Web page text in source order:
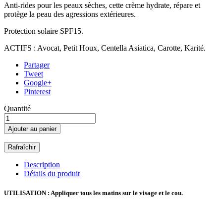
Anti-rides pour les peaux sèches, cette crème hydrate, répare et
protège la peau des agressions extérieures.
Protection solaire SPF15.
ACTIFS : Avocat, Petit Houx, Centella Asiatica, Carotte, Karité.
Partager
Tweet
Google+
Pinterest
Quantité
Ajouter au panier
Description
Détails du produit
UTILISATION : Appliquer tous les matins sur le visage et le cou.